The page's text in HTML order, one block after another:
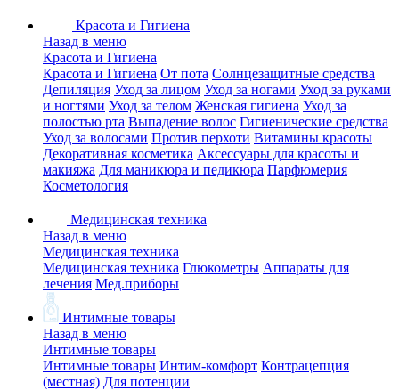
Красота и Гигиена
Назад в меню
Красота и Гигиена
Красота и Гигиена От пота Солнцезащитные средства
Депиляция Уход за лицом Уход за ногами Уход за руками
и ногтями Уход за телом Женская гигиена Уход за
полостью рта Выпадение волос Гигиенические средства
Уход за волосами Против перхоти Витамины красоты
Декоративная косметика Аксессуары для красоты и
макияжа Для маникюра и педикюра Парфюмерия
Косметология
Медицинская техника
Назад в меню
Медицинская техника
Медицинская техника Глюкометры Аппараты для
лечения Мед.приборы
Интимные товары
Назад в меню
Интимные товары
Интимные товары Интим-комфорт Контрацепция
(местная) Для потенции